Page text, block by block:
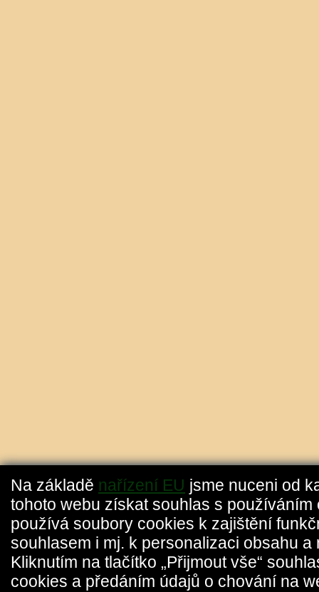
Na základě nařízení EU jsme nuceni od
tohoto webu získat souhlas s používáním
používá soubory cookies k zajištění
souhlasem i mj. k personalizaci obsahu
Kliknutím na tlačítko „Přijmout vše“
cookies a předáním údajů o chování na